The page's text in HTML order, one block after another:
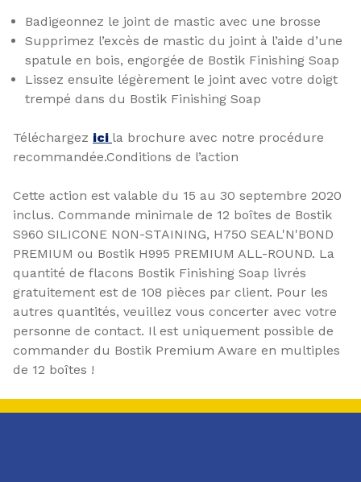
Badigeonnez le joint de mastic avec une brosse
Supprimez l’excès de mastic du joint à l’aide d’une
spatule en bois, engorgée de Bostik Finishing Soap
Lissez ensuite légèrement le joint avec votre doigt
trempé dans du Bostik Finishing Soap
Téléchargez ici la brochure avec notre procédure
recommandée.Conditions de l’action
Cette action est valable du 15 au 30 septembre 2020
inclus. Commande minimale de 12 boîtes de Bostik
S960 SILICONE NON-STAINING, H750 SEAL'N'BOND
PREMIUM ou Bostik H995 PREMIUM ALL-ROUND. La
quantité de flacons Bostik Finishing Soap livrés
gratuitement est de 108 pièces par client. Pour les
autres quantités, veuillez vous concerter avec votre
personne de contact. Il est uniquement possible de
commander du Bostik Premium Aware en multiples
de 12 boîtes !